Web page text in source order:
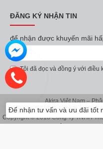
ĐĂNG KÝ NHẬN TIN
để nhận được khuyến mãi
Tôi đã đọc và đồng ý với điều
Akira Việt Nam –
Copyright © 2018 Công Ty TNHH
Để nhận tư vấn và ưu đãi tốt